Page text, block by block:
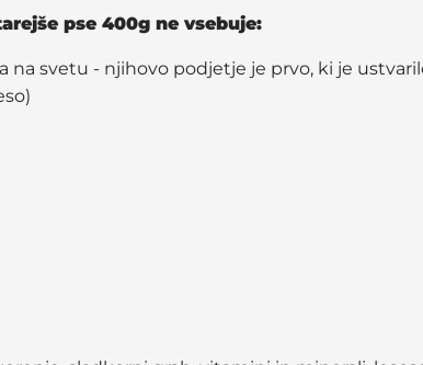
pse 400g ne vsebuje:
svetu - njihovo podjetje je prvo, ki je